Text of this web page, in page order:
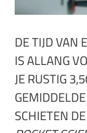
DE TIJD VAN
IS ALLANG
JE RUSTIG
SCHIETEN